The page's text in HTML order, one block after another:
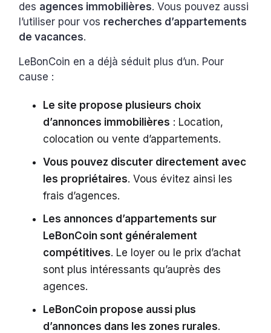
des agences immobilières. Vous pouvez aussi
l’utiliser pour vos recherches d’appartements
de vacances.
LeBonCoin en a déjà séduit plus d’un. Pour
cause :
Le site propose plusieurs choix
d’annonces immobilières : Location,
colocation ou vente d’appartements.
Vous pouvez discuter directement avec
les propriétaires. Vous évitez ainsi les
frais d’agences.
Les annonces d’appartements sur
LeBonCoin sont généralement
compétitives. Le loyer ou le prix d’achat
sont plus intéressants qu’auprès des
agences.
LeBonCoin propose aussi plus
d’annonces dans les zones rurales.